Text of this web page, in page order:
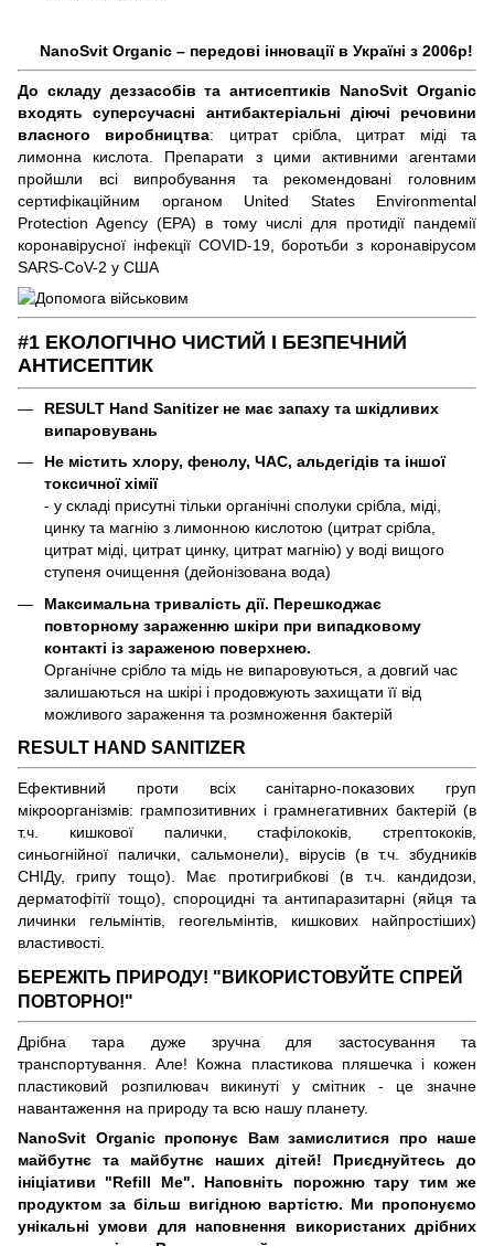
NanoSvit Organic – передові інновації в Україні з 2006р!
До складу деззасобів та антисептиків NanoSvit Organic
входять суперсучасні антибактеріальні діючі речовини
власного виробництва: цитрат срібла, цитрат міді та
лимонна кислота. Препарати з цими активними агентами
пройшли всі випробування та рекомендовані головним
сертифікаційним органом United States Environmental
Protection Agency (EPA) в тому числі для протидії пандемії
коронавірусної інфекції COVID-19, боротьби з коронавірусом
SARS-CoV-2 у США
#1 ЕКОЛОГІЧНО ЧИСТИЙ І БЕЗПЕЧНИЙ
АНТИСЕПТИК
RESULT Hand Sanitizer не має запаху та шкідливих
випаровувань
Не містить хлору, фенолу, ЧАС, альдегідів та іншої
токсичної хімії
- у складі присутні тільки органічні сполуки срібла, міді,
цинку та магнію з лимонною кислотою (цитрат срібла,
цитрат міді, цитрат цинку, цитрат магнію) у воді вищого
ступеня очищення (дейонізована вода)
Максимальна тривалість дії. Перешкоджає
повторному зараженню шкіри при випадковому
контакті із зараженою поверхнею.
Органічне срібло та мідь не випаровуються, а довгий час
залишаються на шкірі і продовжують захищати її від
можливого зараження та розмноження бактерій
RESULT HAND SANITIZER
Ефективний проти всіх санітарно-показових груп
мікроорганізмів: грампозитивних і грамнегативних бактерій (в
т.ч. кишкової палички, стафілококів, стрептококів,
синьогнійної палички, сальмонели), вірусів (в т.ч. збудників
СНІДу, грипу тощо). Має протигрибкові (в т.ч. кандидози,
дерматофітії тощо), спороцидні та антипаразитарні (яйця та
личинки гельмінтів, геогельмінтів, кишкових найпростіших)
властивості.
БЕРЕЖІТЬ ПРИРОДУ! "ВИКОРИСТОВУЙТЕ СПРЕЙ
ПОВТОРНО!"
Дрібна тара дуже зручна для застосування та
транспортування. Але! Кожна пластикова пляшечка і кожен
пластиковий розпилювач викинуті у смітник - це значне
навантаження на природу та всю нашу планету.
NanoSvit Organic пропонує Вам замислитися про наше
майбутнє та майбутнє наших дітей! Приєднуйтесь до
ініціативи "Refill Me". Наповніть порожню тару тим же
продуктом за більш вигідною вартістю. Ми пропонуємо
унікальні умови для наповнення використаних дрібних